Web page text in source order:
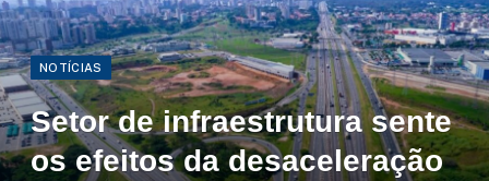
NOTÍCIAS
Setor de infraestrutura sente
os efeitos da desaceleração